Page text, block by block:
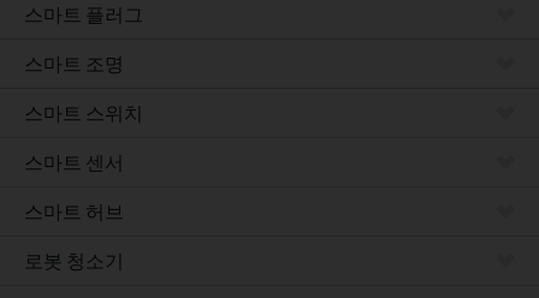
스마트 플러그
스마트 조명
스마트 스위치
스마트 센서
스마트 허브
로봇 청소기